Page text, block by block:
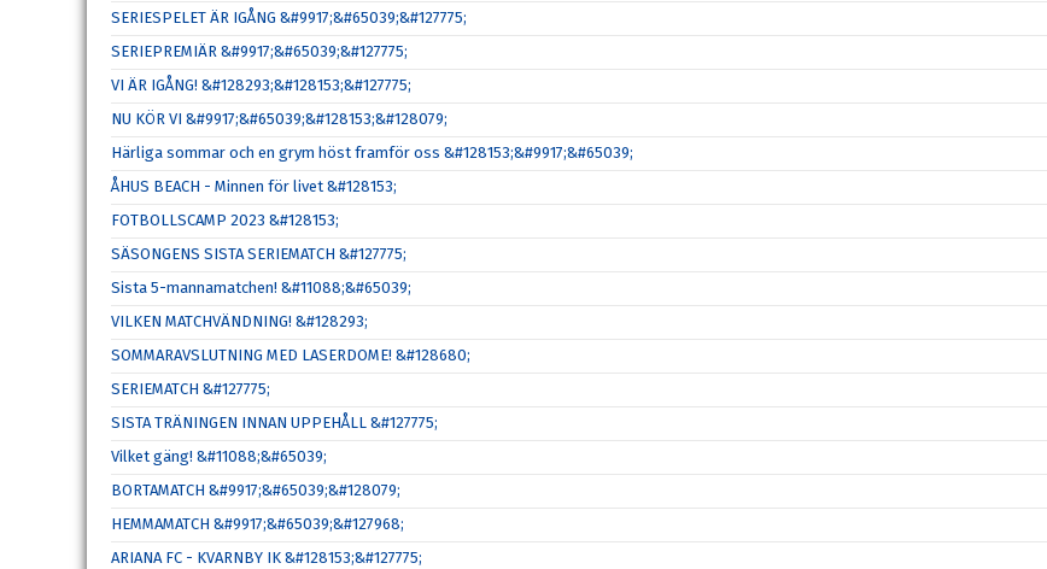
SERIESPELET ÄR IGÅNG &#9917;&#65039;&#127775;
SERIEPREMIÄR &#9917;&#65039;&#127775;
VI ÄR IGÅNG! &#128293;&#128153;&#127775;
NU KÖR VI &#9917;&#65039;&#128153;&#128079;
Härliga sommar och en grym höst framför oss &#128153;&#9917;&#65039;
ÅHUS BEACH - Minnen för livet &#128153;
FOTBOLLSCAMP 2023 &#128153;
SÄSONGENS SISTA SERIEMATCH &#127775;
Sista 5-mannamatchen! &#11088;&#65039;
VILKEN MATCHVÄNDNING! &#128293;
SOMMARAVSLUTNING MED LASERDOME! &#128680;
SERIEMATCH &#127775;
SISTA TRÄNINGEN INNAN UPPEHÅLL &#127775;
Vilket gäng! &#11088;&#65039;
BORTAMATCH &#9917;&#65039;&#128079;
HEMMAMATCH &#9917;&#65039;&#127968;
ARIANA FC - KVARNBY IK &#128153;&#127775;